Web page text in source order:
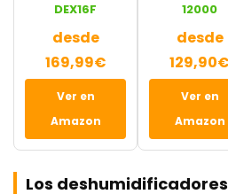
DEX16F
desde
169,99€
Ver en
Amazon
12000
desde
129,90€
Ver en
Amazon
Los